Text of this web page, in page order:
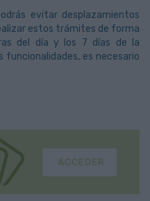
evitar desplazamientos
estos trámites de forma
del día y los 7 días de la
funcionalidades, es necesario